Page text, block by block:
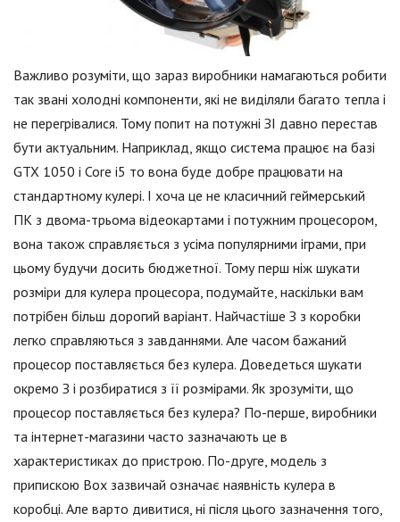
Важливо розуміти, що зараз виробники намагаються робити
так звані холодні компоненти, які не виділяли багато тепла і
не перегрівалися. Тому попит на потужні ЗІ давно перестав
бути актуальним. Наприклад, якщо система працює на базі
GTX 1050 і Core i5 то вона буде добре працювати на
стандартному кулері. І хоча це не класичний геймерський
ПК з двома-трьома відеокартами і потужним процесором,
вона також справляється з усіма популярними іграми, при
цьому будучи досить бюджетної. Тому перш ніж шукати
розміри для кулера процесора, подумайте, наскільки вам
потрібен більш дорогий варіант. Найчастіше З з коробки
легко справляються з завданнями. Але часом бажаний
процесор поставляється без кулера. Доведеться шукати
окремо З і розбиратися з її розмірами. Як зрозуміти, що
процесор поставляється без кулера? По-перше, виробники
та інтернет-магазини часто зазначають це в
характеристиках до пристрою. По-друге, модель з
припискою Box зазвичай означає наявність кулера в
коробці. Але варто дивитися, ні після цього зазначення того,